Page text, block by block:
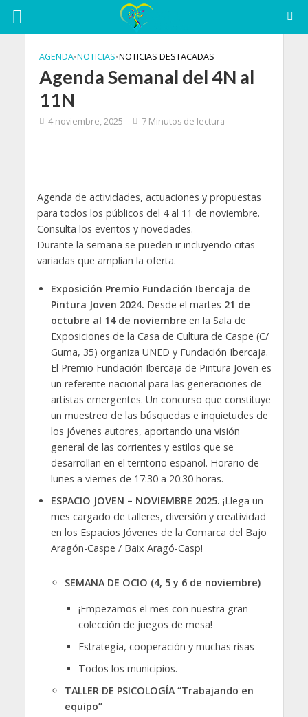
AGENDA•NOTICIAS•NOTICIAS DESTACADAS
Agenda Semanal del 4N al
11N
4 noviembre, 2025 7 Minutos de lectura
Agenda de actividades, actuaciones y propuestas
para todos los públicos del 4 al 11 de noviembre.
Consulta los eventos y novedades.
Durante la semana se pueden ir incluyendo citas
variadas que amplían la oferta.
Exposición Premio Fundación Ibercaja de
Pintura Joven 2024. Desde el martes 21 de
octubre al 14 de noviembre en la Sala de
Exposiciones de la Casa de Cultura de Caspe (C/
Guma, 35) organiza UNED y Fundación Ibercaja.
El Premio Fundación Ibercaja de Pintura Joven es
un referente nacional para las generaciones de
artistas emergentes. Un concurso que constituye
un muestreo de las búsquedas e inquietudes de
los jóvenes autores, aportando una visión
general de las corrientes y estilos que se
desarrollan en el territorio español. Horario de
lunes a viernes de 17:30 a 20:30 horas.
ESPACIO JOVEN – NOVIEMBRE 2025. ¡Llega un
mes cargado de talleres, diversión y creatividad
en los Espacios Jóvenes de la Comarca del Bajo
Aragón-Caspe / Baix Aragó-Casp!
SEMANA DE OCIO (4, 5 y 6 de noviembre)
¡Empezamos el mes con nuestra gran
colección de juegos de mesa!
Estrategia, cooperación y muchas risas
Todos los municipios.
TALLER DE PSICOLOGÍA “Trabajando en
equipo”